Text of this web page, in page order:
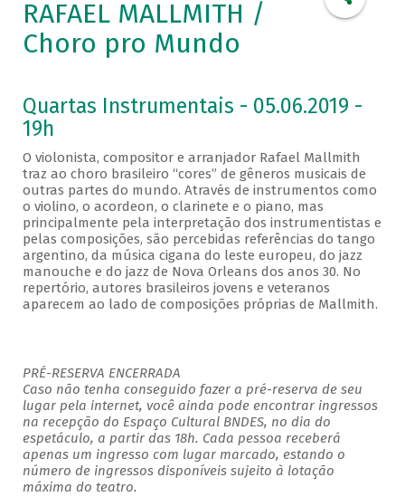
RAFAEL MALLMITH /
Choro pro Mundo
Quartas Instrumentais - 05.06.2019 -
19h
O violonista, compositor e arranjador Rafael Mallmith
traz ao choro brasileiro “cores” de gêneros musicais de
outras partes do mundo. Através de instrumentos como
o violino, o acordeon, o clarinete e o piano, mas
principalmente pela interpretação dos instrumentistas e
pelas composições, são percebidas referências do tango
argentino, da música cigana do leste europeu, do jazz
manouche e do jazz de Nova Orleans dos anos 30. No
repertório, autores brasileiros jovens e veteranos
aparecem ao lado de composições próprias de Mallmith.
PRÉ-RESERVA ENCERRADA
Caso não tenha conseguido fazer a pré-reserva de seu
lugar pela internet, você ainda pode encontrar ingressos
na recepção do Espaço Cultural BNDES, no dia do
espetáculo, a partir das 18h. Cada pessoa receberá
apenas um ingresso com lugar marcado, estando o
número de ingressos disponíveis sujeito à lotação
máxima do teatro.